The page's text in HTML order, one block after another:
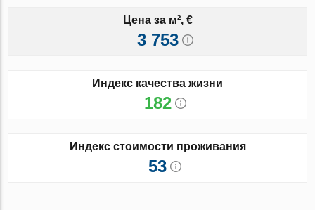
Цена за м², €
3 753
Индекс качества жизни
182
Индекс стоимости проживания
53